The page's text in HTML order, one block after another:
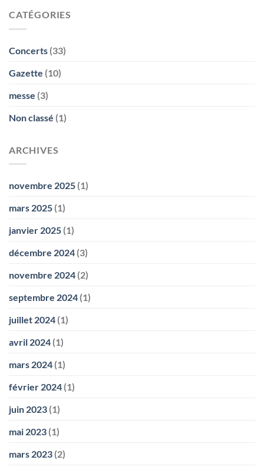
CATÉGORIES
Concerts (33)
Gazette (10)
messe (3)
Non classé (1)
ARCHIVES
novembre 2025 (1)
mars 2025 (1)
janvier 2025 (1)
décembre 2024 (3)
novembre 2024 (2)
septembre 2024 (1)
juillet 2024 (1)
avril 2024 (1)
mars 2024 (1)
février 2024 (1)
juin 2023 (1)
mai 2023 (1)
mars 2023 (2)